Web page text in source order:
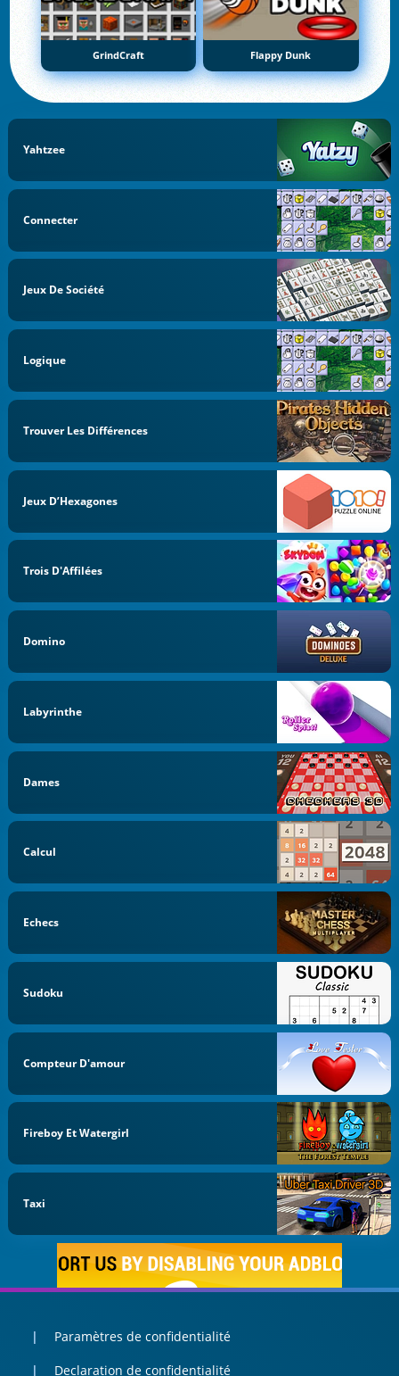
GrindCraft Flappy Dunk
Yahtzee
Connecter
Jeux De Société
Logique
Trouver Les Différences
Jeux D’Hexagones
Trois D'Affilées
Domino
Labyrinthe
Dames
Calcul
Echecs
Sudoku
Compteur D'amour
Fireboy Et Watergirl
Taxi
Paramètres de confidentialité
Declaration de confidentialité